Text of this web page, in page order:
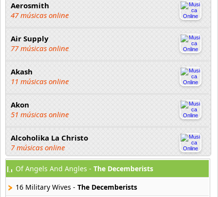
Aerosmith
47 músicas online
Air Supply
77 músicas online
Akash
11 músicas online
Akon
51 músicas online
Alcoholika La Christo
7 músicas online
Atajo
22 músicas online
Of Angels And Angles - The Decemberists
16 Military Wives - The Decemberists